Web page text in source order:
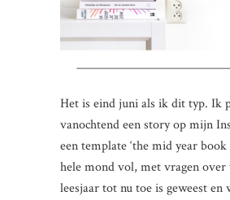
Het is eind juni als ik dit typ. Ik
vanochtend een story op mijn
een template ‘the mid year book
hele mond vol, met vragen over
leesjaar tot nu toe is geweest en